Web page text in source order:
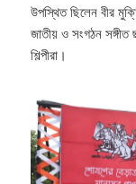
উপস্থিত ছিলেন বীর
জাতীয় ও সংগঠন সঙ্গীত
শিল্পীরা।